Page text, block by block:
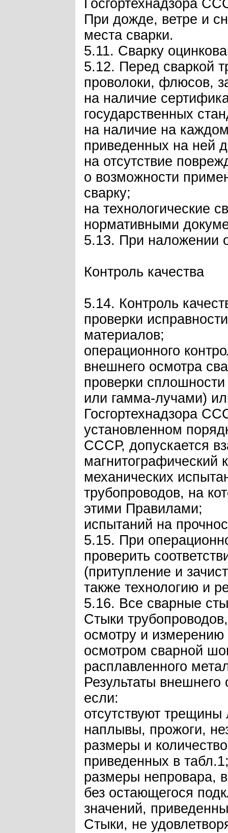
Госгортехнадзора
При дожде, ветре и
места сварки.
5.11. Сварку
5.12. Перед сваркой
проволоки, флюсов,
на наличие
государственных
на наличие на
приведенных на ней
на отсутствие
о возможности
сварку;
на технологические
нормативными
5.13. При наложении
Контроль качества
5.14. Контроль
проверки
материалов;
операционного
внешнего осмотра
проверки
или гамма-лучами)
Госгортехнадзора
установленном
СССР, допускается
магнитографический
механических
трубопроводов, на
этими Правилами;
испытаний на
5.15. При
проверить
(притупление и
также технологию и
5.16. Все сварные
Стыки
осмотру и
осмотром сварной
расплавленного
Результаты
если:
отсутствуют
наплывы, прожоги,
размеры и
приведенных в
размеры непровара,
без остающегося
значений,
Стыки, не